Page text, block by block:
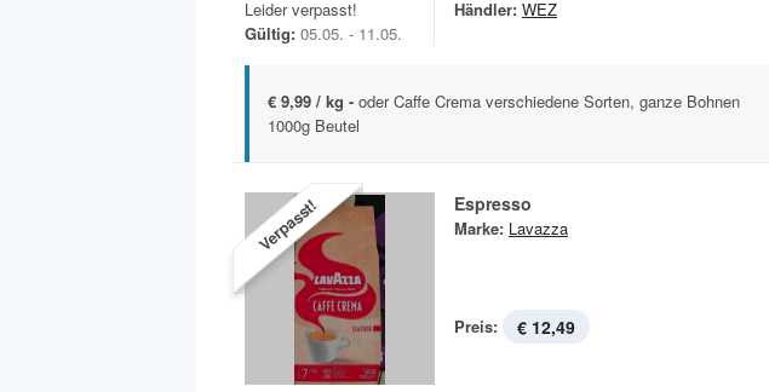
Leider verpasst!
Gültig: 05.05. - 11.05.
Händler: WEZ
€ 9,99 / kg - oder Caffe Crema verschiedene Sorten, ganze Bohnen
1000g Beutel
Verpasst! Espresso
Marke: Lavazza
Preis: € 12,49